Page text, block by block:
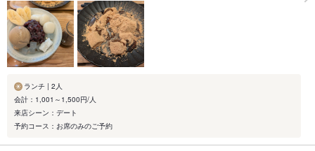
ランチ | 2人
会計：1,001～1,500円/人
来店シーン：デート
予約コース：お席のみのご予約